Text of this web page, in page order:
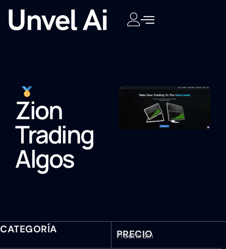
Zion
Trading
Algos
CATEGORÍA PRECIO
Freemium